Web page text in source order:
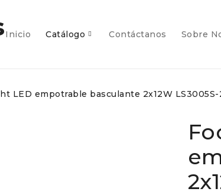
Inicio Catálogo Contáctanos Sobre
LED empotrable basculante 2x12W LS3005S-